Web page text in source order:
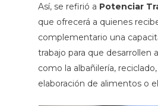
Así, se refirió a Potenciar
que ofrecerá a quienes
complementario una
trabajo para que desarrollen
como la albañilería,
elaboración de alimentos o